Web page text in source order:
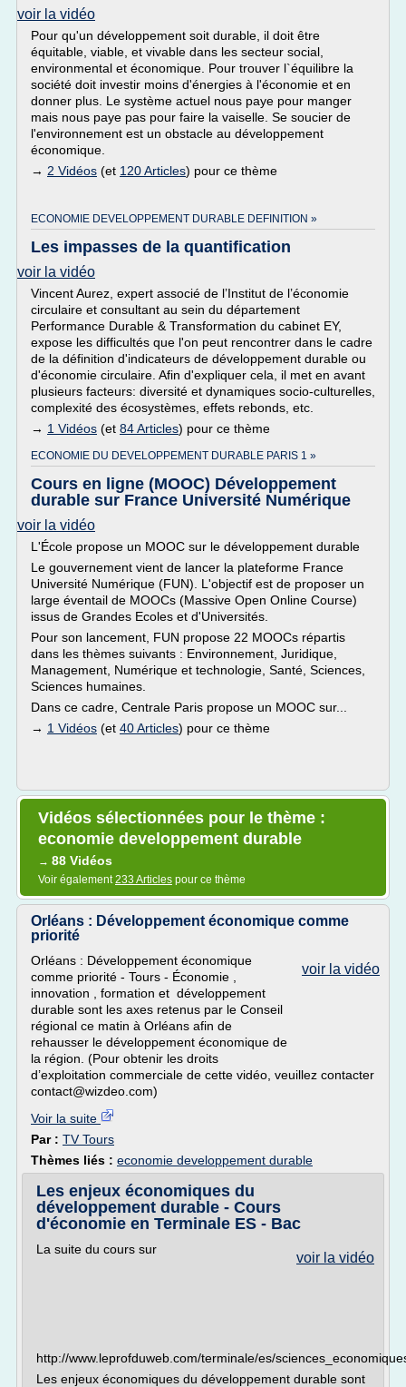
voir la vidéo
Pour qu'un développement soit durable, il doit être
équitable, viable, et vivable dans les secteur social,
environmental et économique. Pour trouver l`équilibre la
société doit investir moins d'énergies à l'économie et en
donner plus. Le système actuel nous paye pour manger
mais nous paye pas pour faire la vaiselle. Se soucier de
l'environnement est un obstacle au développement
économique.
→ 2 Vidéos (et 120 Articles) pour ce thème
ECONOMIE DEVELOPPEMENT DURABLE DEFINITION »
Les impasses de la quantification
voir la vidéo
Vincent Aurez, expert associé de l’Institut de l’économie
circulaire et consultant au sein du département
Performance Durable & Transformation du cabinet EY,
expose les difficultés que l'on peut rencontrer dans le cadre
de la définition d'indicateurs de développement durable ou
d'économie circulaire. Afin d'expliquer cela, il met en avant
plusieurs facteurs: diversité et dynamiques socio-culturelles,
complexité des écosystèmes, effets rebonds, etc.
→ 1 Vidéos (et 84 Articles) pour ce thème
ECONOMIE DU DEVELOPPEMENT DURABLE PARIS 1 »
Cours en ligne (MOOC) Développement
durable sur France Université Numérique
voir la vidéo
L'École propose un MOOC sur le développement durable
Le gouvernement vient de lancer la plateforme France
Université Numérique (FUN). L'objectif est de proposer un
large éventail de MOOCs (Massive Open Online Course)
issus de Grandes Ecoles et d'Universités.
Pour son lancement, FUN propose 22 MOOCs répartis
dans les thèmes suivants : Environnement, Juridique,
Management, Numérique et technologie, Santé, Sciences,
Sciences humaines.
Dans ce cadre, Centrale Paris propose un MOOC sur...
→ 1 Vidéos (et 40 Articles) pour ce thème
Vidéos sélectionnées pour le thème :
economie developpement durable
→ 88 Vidéos
Voir également233 Articles pour ce thème
Orléans : Développement économique comme
priorité
voir la vidéo
Orléans : Développement économique
comme priorité - Tours - Économie ,
innovation , formation et développement
durable sont les axes retenus par le Conseil
régional ce matin à Orléans afin de
rehausser le développement économique de
la région. (Pour obtenir les droits
d’exploitation commerciale de cette vidéo, veuillez contacter
contact@wizdeo.com)
Voir la suite
Par : TV Tours
Thèmes liés : economie developpement durable
Les enjeux économiques du
développement durable - Cours
d'économie en Terminale ES - Bac
voir la vidéo
La suite du cours sur
http://www.leprofduweb.com/terminale/es/
Les enjeux économiques du développement durable sont